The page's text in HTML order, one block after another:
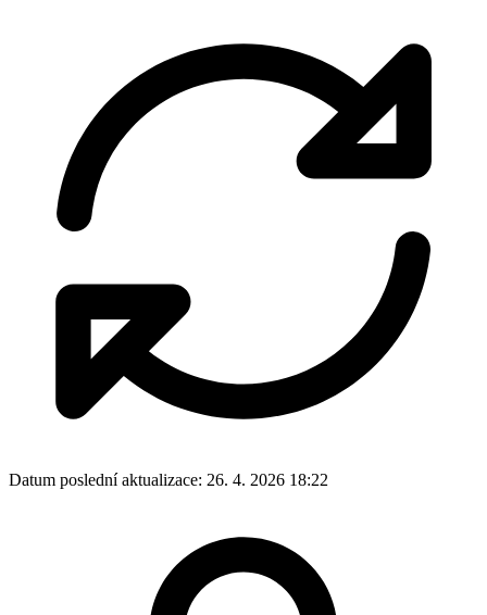
Datum poslední aktualizace: 26. 4. 2026 18:22